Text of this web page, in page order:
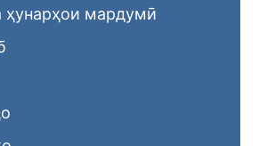
ҳунарҳои мардумӣ